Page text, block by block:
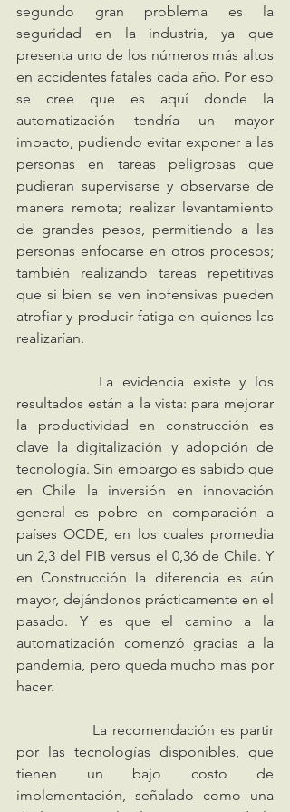
segundo gran problema es la
seguridad en la industria, ya que
presenta uno de los números más altos
en accidentes fatales cada año. Por eso
se cree que es aquí donde la
automatización tendría un mayor
impacto, pudiendo evitar exponer a las
personas en tareas peligrosas que
pudieran supervisarse y observarse de
manera remota; realizar levantamiento
de grandes pesos, permitiendo a las
personas enfocarse en otros procesos;
también realizando tareas repetitivas
que si bien se ven inofensivas pueden
atrofiar y producir fatiga en quienes las
realizarían.
resultados están a la vista: para mejorar
la productividad en construcción es
clave la digitalización y adopción de
tecnología. Sin embargo es sabido que
en Chile la inversión en innovación
general es pobre en comparación a
países OCDE, en los cuales promedia
un 2,3 del PIB versus el 0,36 de Chile. Y
en Construcción la diferencia es aún
mayor, dejándonos prácticamente en el
pasado. Y es que el camino a la
automatización comenzó gracias a la
pandemia, pero queda mucho más por
hacer.
por las tecnologías disponibles, que
tienen un bajo costo de
implementación, señalado como una